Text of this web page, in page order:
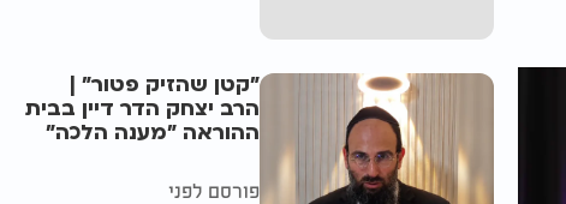
"קטן שהזיק פטור" |
הרב יצחק הדר דיין בבית
ההוראה "מענה הלכה"
פורסם לפני